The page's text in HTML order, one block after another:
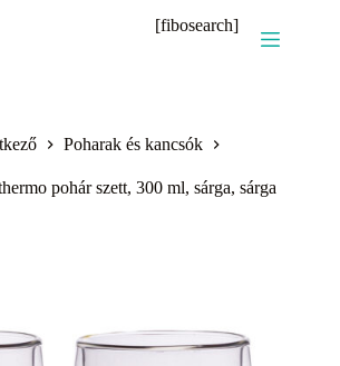
[fibosearch]
Poharak és kancsók
pohár szett, 300 ml, sárga, sárga